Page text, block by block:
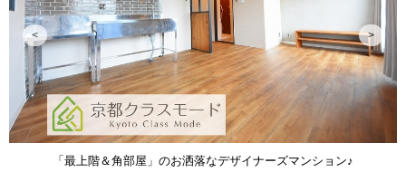
「最上階＆角部屋」のお洒落なデザイナーズマンション♪
< >